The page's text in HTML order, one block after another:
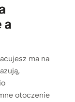
a
ma na
otoczenie